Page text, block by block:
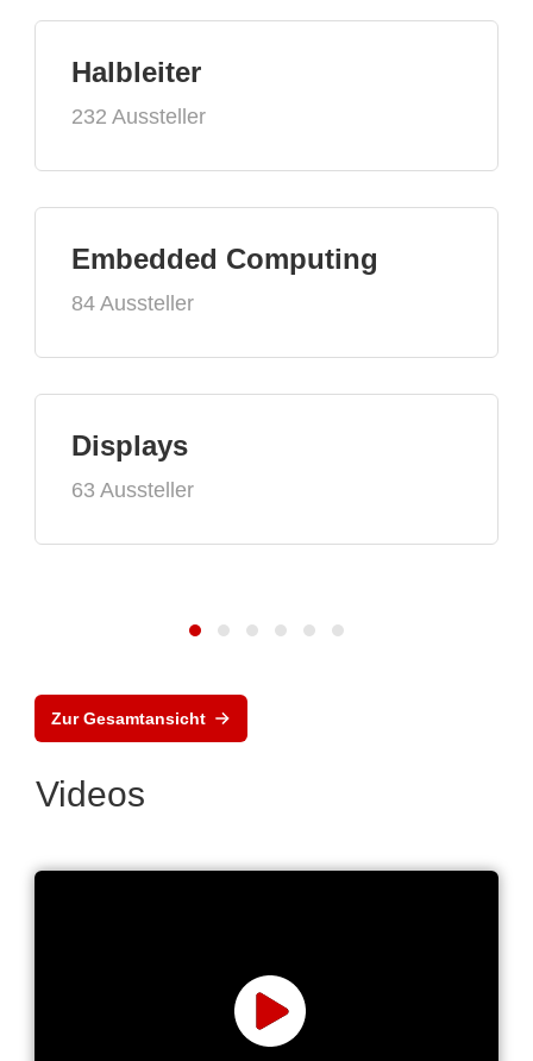
Halbleiter
232 Aussteller
Embedded Computing
84 Aussteller
Displays
63 Aussteller
Zur Gesamtansicht
Videos